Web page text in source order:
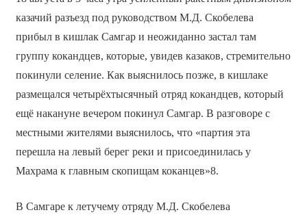
казачий разъезд под руководством М.Д. Скобелева
прибыл в кишлак Самгар и неожиданно застал там
группу кокандцев, которые, увидев казаков, стремительно
покинули селение. Как выяснилось позже, в кишлаке
размещался четырёхтысячный отряд кокандцев, который
ещё накануне вечером покинул Самгар. В разговоре с
местными жителями выяснилось, что «партия эта
перешла на левый берег реки и присоединилась у
Махрама к главным скопищам коканцев»8.
В Самгаре к летучему отряду М.Д. Скобелева